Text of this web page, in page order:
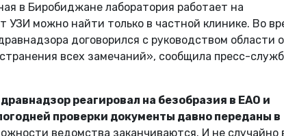
в Биробиджане лаборатория работает на
УЗИ можно найти только в частной клинике. Во
договорился с руководством области о
всех замечаний», сообщила пресс-
реагировал на безобразия в ЕАО и
проверки документы давно переданы в
ведомства заканчиваются. И не случайно